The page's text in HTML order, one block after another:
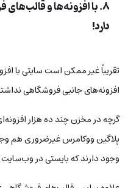
۸. با افزونه‌ها و
دارد!
تقریباً غیر ممکن است سایتی با
افزونه‌های جانبی فروشگاهی
گرچه در مخزن چند ده هزار
پلاگین ووکامرس غیرضروری هم
وجود دارند که بایستی در